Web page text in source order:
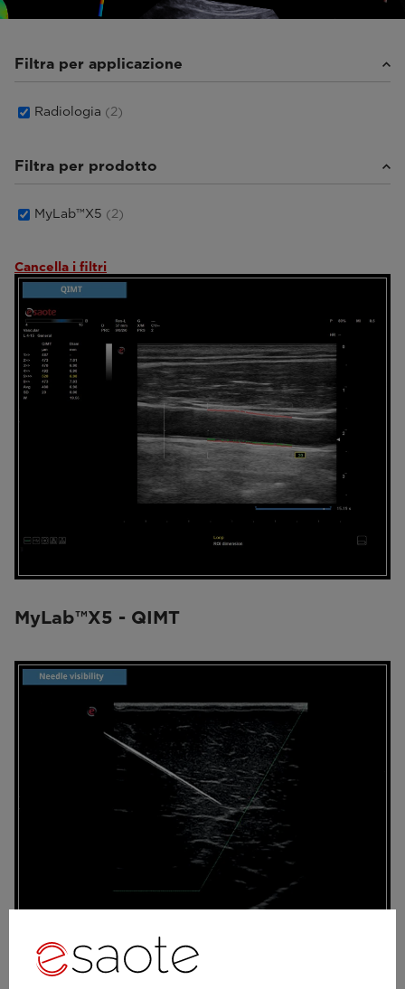
Filtra per applicazione
Radiologia (2)
Filtra per prodotto
MyLab™X5 (2)
Cancella i filtri
MyLab™X5 - QIMT